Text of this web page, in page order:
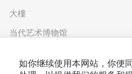
大樓
当代艺术博物馆
如你继续使用本网站，你便